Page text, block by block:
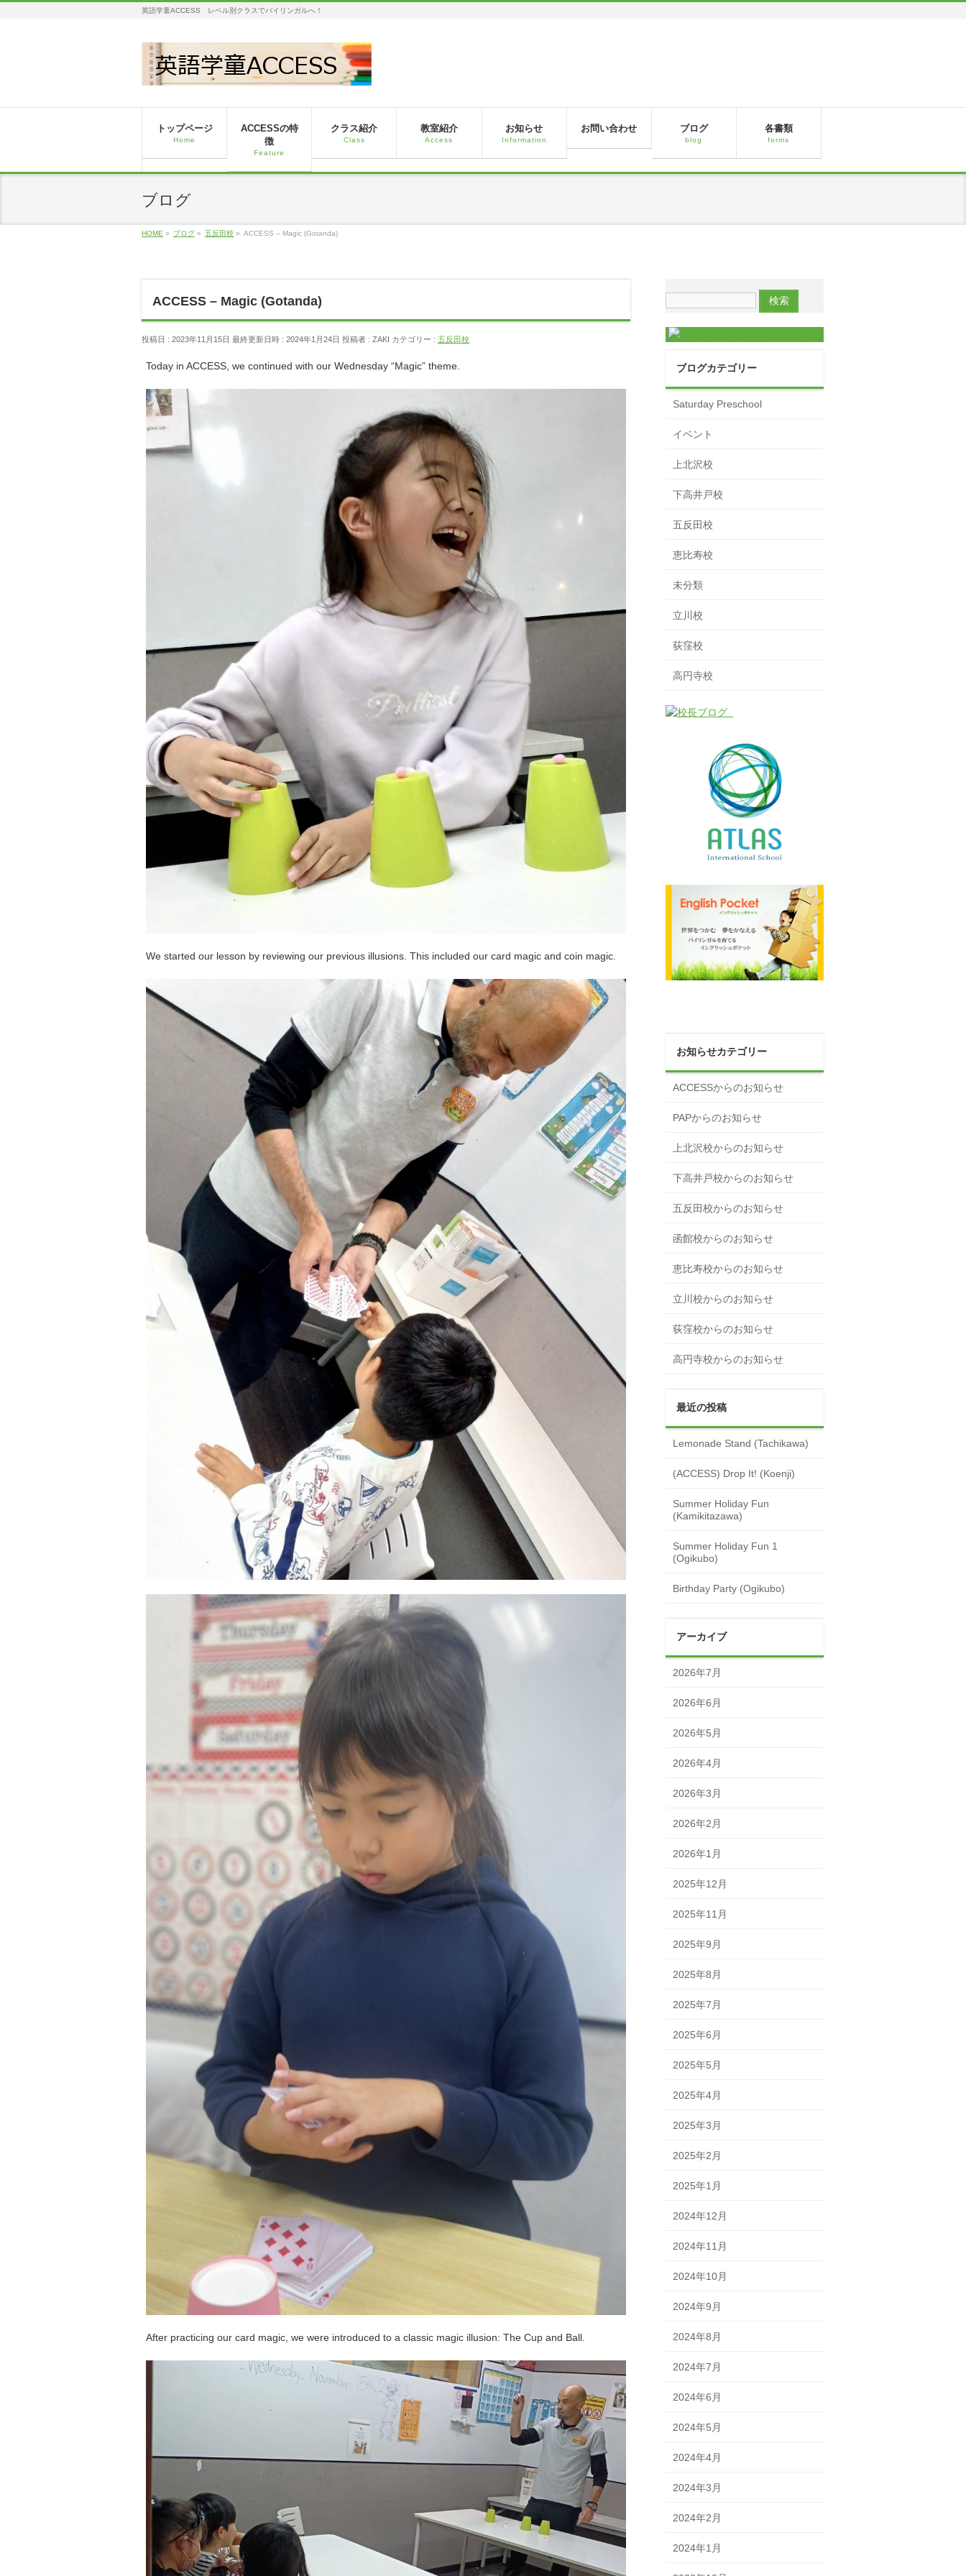
英語学童ACCESS レベル別クラスでバイリンガルへ！
トップページ
Home
ACCESSの特
徴
Feature
クラス紹介
Class
教室紹介
Access
お知らせ
Information
お問い合わせ ブログ
blog
各書類
forms
ブログ
HOME » ブログ » 五反田校 » ACCESS – Magic (Gotanda)
ACCESS – Magic (Gotanda)
投稿日 : 2023年11月15日 最終更新日時 : 2024年1月24日 投稿者 : ZAKI カテゴリー : 五反田校
Today in ACCESS, we continued with our Wednesday “Magic” theme.
We started our lesson by reviewing our previous illusions. This included our card magic and coin magic.
After practicing our card magic, we were introduced to a classic magic illusion: The Cup and Ball.
ブログカテゴリー
Saturday Preschool
イベント
上北沢校
下高井戸校
五反田校
恵比寿校
未分類
立川校
荻窪校
高円寺校
お知らせカテゴリー
ACCESSからのお知らせ
PAPからのお知らせ
上北沢校からのお知らせ
下高井戸校からのお知らせ
五反田校からのお知らせ
函館校からのお知らせ
恵比寿校からのお知らせ
立川校からのお知らせ
荻窪校からのお知らせ
高円寺校からのお知らせ
最近の投稿
Lemonade Stand (Tachikawa)
(ACCESS) Drop It! (Koenji)
Summer Holiday Fun
(Kamikitazawa)
Summer Holiday Fun 1
(Ogikubo)
Birthday Party (Ogikubo)
アーカイブ
2026年7月
2026年6月
2026年5月
2026年4月
2026年3月
2026年2月
2026年1月
2025年12月
2025年11月
2025年9月
2025年8月
2025年7月
2025年6月
2025年5月
2025年4月
2025年3月
2025年2月
2025年1月
2024年12月
2024年11月
2024年10月
2024年9月
2024年8月
2024年7月
2024年6月
2024年5月
2024年4月
2024年3月
2024年2月
2024年1月